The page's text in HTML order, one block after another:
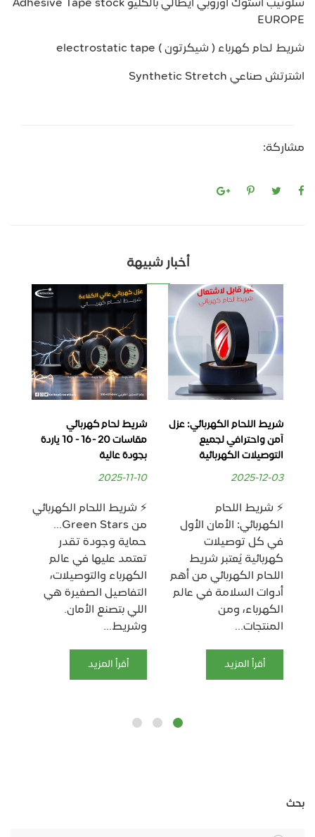
سلوتيب استوك اوروبي ايطالي بالكليو Adhesive Tape stock
EUROPE
شريط لحام كهرباء ( شيكرتون ) electrostatic tape
اشترتش صناعي Synthetic Stretch
مشاركة:
أخبار شبيهة
شريط اللحام الكهربائي: عزل
آمن واحترافي لجميع
التوصيلات الكهربائية
2025-12-03
⚡ شريط اللحام
الكهربائي: الأمان الأول
في كل توصيلات
كهربائية يُعتبر شريط
اللحام الكهربائي من أهم
أدوات السلامة في عالم
الكهرباء، ومن
المنتجات...
أقرأ المزيد
شريط لحام كهربائي
مقاسات 20 - 16 - 10 ياردة
بجودة عالية
2025-11-10
⚡ شريط اللحام الكهربائي
من Green Stars…
حماية وجودة تقدر
تعتمد عليها في عالم
الكهرباء والتوصيلات،
التفاصيل الصغيرة هي
اللي بتصنع الأمان.
وشريط...
أقرأ المزيد
بحث